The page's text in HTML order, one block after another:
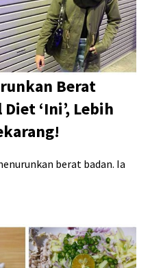
Berat
‘Ini’, Lebih
berat badan. Ia